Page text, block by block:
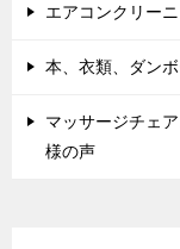
エアコンクリー
本、衣類、ダン
マッサージチェ
様の声